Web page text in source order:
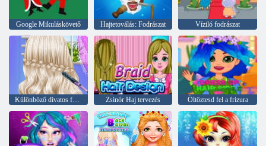
Google Mikuláskövető Hajtetoválás: Fodrászat Víziló fodrászat
Különböző divatos frizurák Zsinór Haj tervezés Öltöztesd fel a frizura